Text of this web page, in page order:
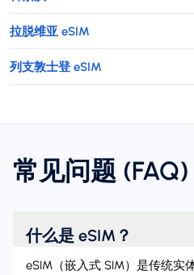
拉脱维亚 eSIM
列支敦士登 eSIM
常见问题 (FAQ)
什么是 eSIM？
eSIM（嵌入式 SIM）是传统实